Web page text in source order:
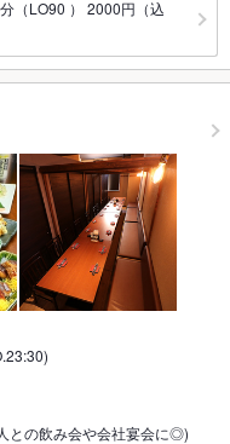
（LO90 ） 2000円（込
との飲み会や会社宴会に◎)